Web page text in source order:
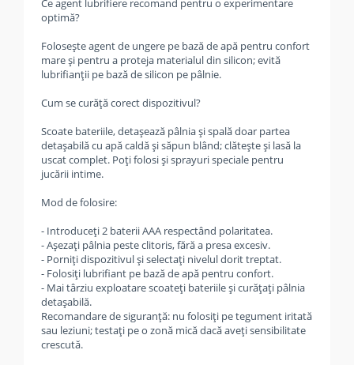
Ce agent lubrifiere recomand pentru o experimentare
optimă?
Folosește agent de ungere pe bază de apă pentru confort
mare și pentru a proteja materialul din silicon; evită
lubrifianții pe bază de silicon pe pâlnie.
Cum se curăță corect dispozitivul?
Scoate bateriile, detașează pâlnia și spală doar partea
detașabilă cu apă caldă și săpun blând; clătește și lasă la
uscat complet. Poți folosi și sprayuri speciale pentru
jucării intime.
Mod de folosire:
- Introduceți 2 baterii AAA respectând polaritatea.
- Așezați pâlnia peste clitoris, fără a presa excesiv.
- Porniți dispozitivul și selectați nivelul dorit treptat.
- Folosiți lubrifiant pe bază de apă pentru confort.
- Mai târziu exploatare scoateți bateriile și curățați pâlnia
detașabilă.
Recomandare de siguranță: nu folosiți pe tegument iritată
sau leziuni; testați pe o zonă mică dacă aveți sensibilitate
crescută.